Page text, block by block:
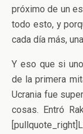
próximo de un
todo esto, y
cada día más,
Y eso que si
de la primera
Ucrania fue
cosas. Entró